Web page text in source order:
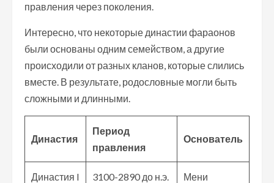
правления через поколения.
Интересно, что некоторые династии фараонов
были основаны одним семейством, а другие
происходили от разных кланов, которые слились
вместе. В результате, родословные могли быть
сложными и длинными.
Династия
Период
правления
Основатель
Династия I 3100-2890 до н.э. Мени